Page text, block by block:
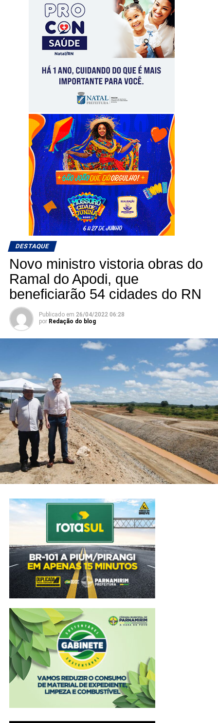
DESTAQUE
Novo ministro vistoria obras do
Ramal do Apodi, que
beneficiarão 54 cidades do RN
Publicado em 26/04/2022 06:28
por Redação do blog